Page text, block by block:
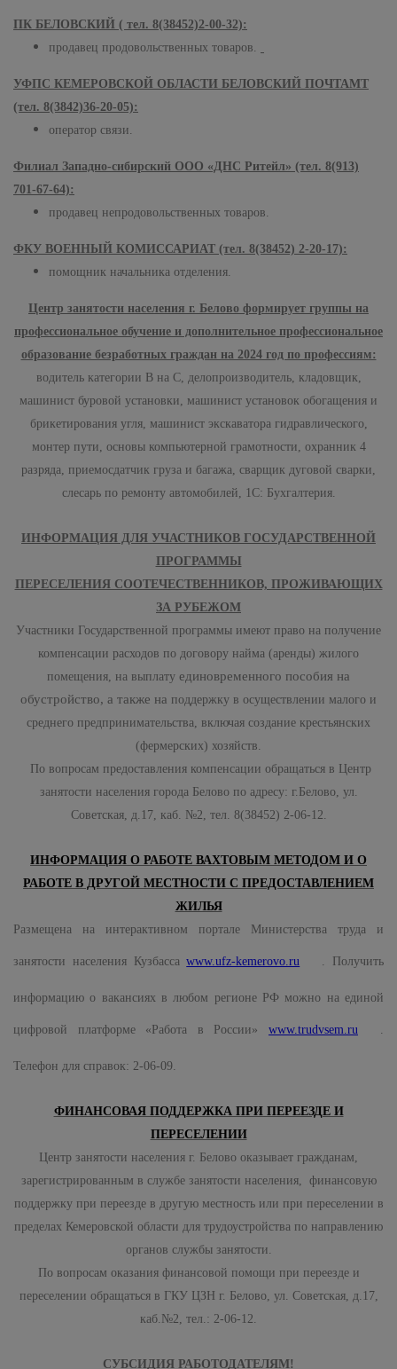
ПК БЕЛОВСКИЙ ( тел. 8(38452)2-00-32):
продавец продовольственных товаров.
УФПС КЕМЕРОВСКОЙ ОБЛАСТИ БЕЛОВСКИЙ ПОЧТАМТ
(тел. 8(3842)36-20-05):
оператор связи.
Филиал Западно-сибирский ООО «ДНС Ритейл» (тел. 8(913)
701-67-64):
продавец непродовольственных товаров.
ФКУ ВОЕННЫЙ КОМИССАРИАТ (тел. 8(38452) 2-20-17):
помощник начальника отделения.
Центр занятости населения г. Белово формирует группы на
профессиональное обучение и дополнительное профессиональное
образование безработных граждан на 2024 год по профессиям:
водитель категории В на С, делопроизводитель, кладовщик,
машинист буровой установки, машинист установок обогащения и
брикетирования угля, машинист экскаватора гидравлического,
монтер пути, основы компьютерной грамотности, охранник 4
разряда, приемосдатчик груза и багажа, сварщик дуговой сварки,
слесарь по ремонту автомобилей, 1С: Бухгалтерия.
ИНФОРМАЦИЯ ДЛЯ УЧАСТНИКОВ ГОСУДАРСТВЕННОЙ
ПРОГРАММЫ
ПЕРЕСЕЛЕНИЯ СООТЕЧЕСТВЕННИКОВ, ПРОЖИВАЮЩИХ
ЗА РУБЕЖОМ
Участники Государственной программы имеют право на получение
компенсации расходов по договору найма (аренды) жилого
помещения, на выплату единовременного пособия на
обустройство, а также на поддержку в осуществлении малого и
среднего предпринимательства, включая создание крестьянских
(фермерских) хозяйств.
По вопросам предоставления компенсации обращаться в Центр
занятости населения города Белово по адресу: г.Белово, ул.
Советская, д.17, каб. №2, тел. 8(38452) 2-06-12.
ИНФОРМАЦИЯ О РАБОТЕ ВАХТОВЫМ МЕТОДОМ И О
РАБОТЕ В ДРУГОЙ МЕСТНОСТИ С ПРЕДОСТАВЛЕНИЕМ
ЖИЛЬЯ
Размещена на интерактивном портале Министерства труда и
занятости населения Кузбассаwww.ufz-kemerovo.ru . Получить
информацию о вакансиях в любом регионе РФ можно на единой
цифровой платформе «Работа в России» www.trudvsem.ru .
Телефон для справок: 2-06-09.
ФИНАНСОВАЯ ПОДДЕРЖКА ПРИ ПЕРЕЕЗДЕ И
ПЕРЕСЕЛЕНИИ
Центр занятости населения г. Белово оказывает гражданам,
зарегистрированным в службе занятости населения, финансовую
поддержку при переезде в другую местность или при переселении в
пределах Кемеровской области для трудоустройства по направлению
органов службы занятости.
По вопросам оказания финансовой помощи при переезде и
переселении обращаться в ГКУ ЦЗН г. Белово, ул. Советская, д.17,
каб.№2, тел.: 2-06-12.
СУБСИДИЯ РАБОТОДАТЕЛЯМ!